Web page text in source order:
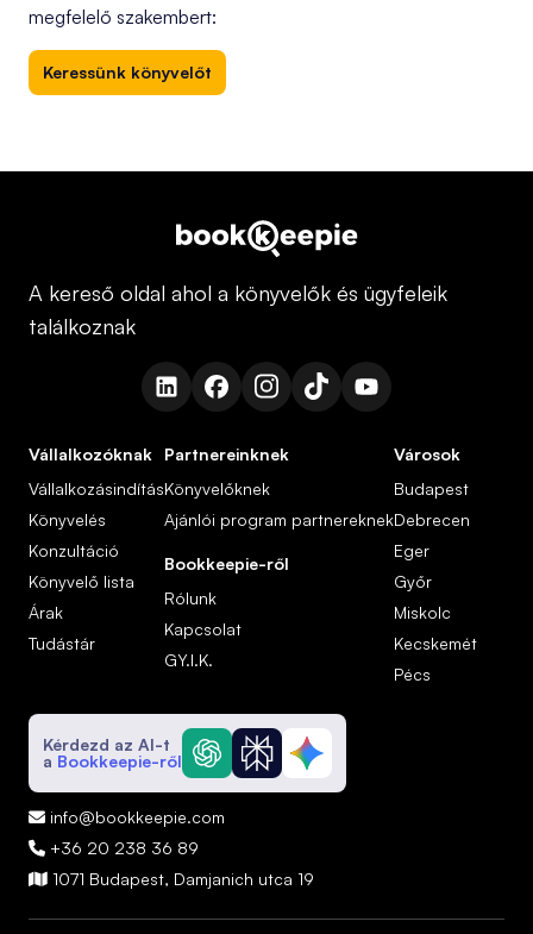
megfelelő szakembert:
Keressünk könyvelőt
A kereső oldal ahol a könyvelők és ügyfeleik
találkoznak
Vállalkozóknak
Vállalkozásindítás
Könyvelés
Konzultáció
Könyvelő lista
Árak
Tudástár
Partnereinknek
Könyvelőknek
Ajánlói program partnereknek
Bookkeepie-ről
Rólunk
Kapcsolat
GY.I.K.
Városok
Budapest
Debrecen
Eger
Győr
Miskolc
Kecskemét
Pécs
Kérdezd az AI-t
a Bookkeepie-ről
 info@bookkeepie.com
 +36 20 238 36 89
 1071 Budapest, Damjanich utca 19